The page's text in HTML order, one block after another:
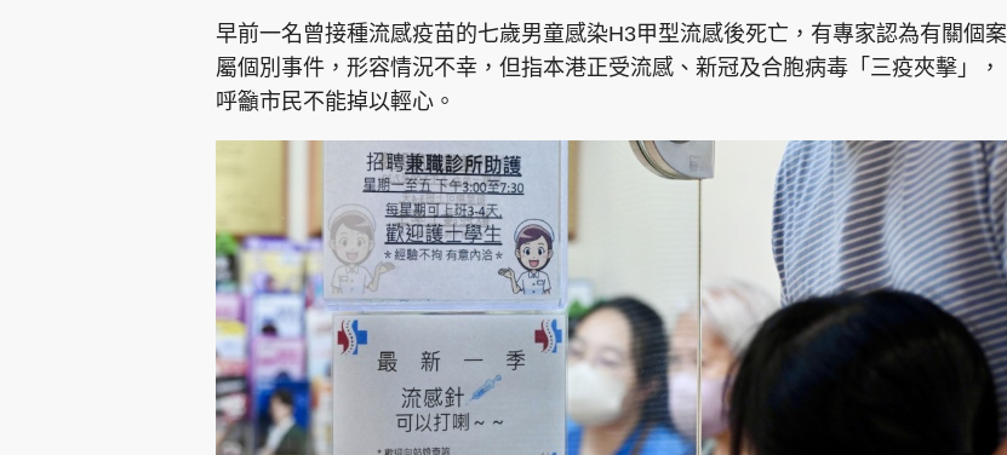
早前一名曾接種流感疫苗的七歲男童感染H3甲型流感後死亡，有專家認為有關個案
屬個別事件，形容情況不幸，但指本港正受流感、新冠及合胞病毒「三疫夾擊」，
呼籲市民不能掉以輕心。